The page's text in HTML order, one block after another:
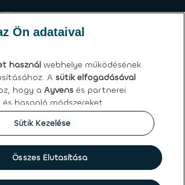
meg az autót online
időpontot
feltételek
Hungária Zrt.
nyilatkozat
Ön adataival
használ webhelye működésének
A sütik elfogadásával
hogy aAyvens és partnerei
hasonló módszereket
forgalmának és online
közösségi média
szabására a weboldalunkon
Sütik Kezelése
Összes Elutasítása